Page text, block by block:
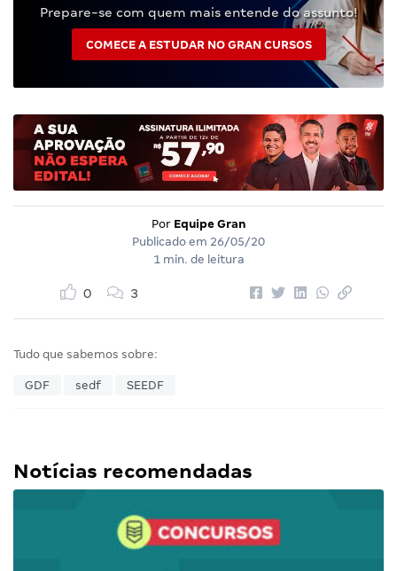
Prepare-se com quem mais entende do assunto!
COMECE A ESTUDAR NO GRAN CURSOS
Por Equipe Gran
Publicado em 26/05/20
1 min. de leitura
0 3
Tudo que sabemos sobre:
GDF sedf SEEDF
Notícias recomendadas